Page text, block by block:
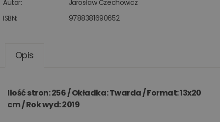
Autor:
Jarosław Czechowicz
ISBN:
9788381690652
Opis
Ilość stron: 256 / Okładka: Twarda / Format: 13x20
cm / Rok wyd: 2019